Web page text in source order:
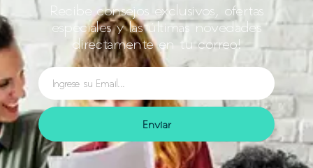
Recibe consejos exclusivos, ofertas
especiales y las últimas novedades
directamente en tu correo!
Enviar